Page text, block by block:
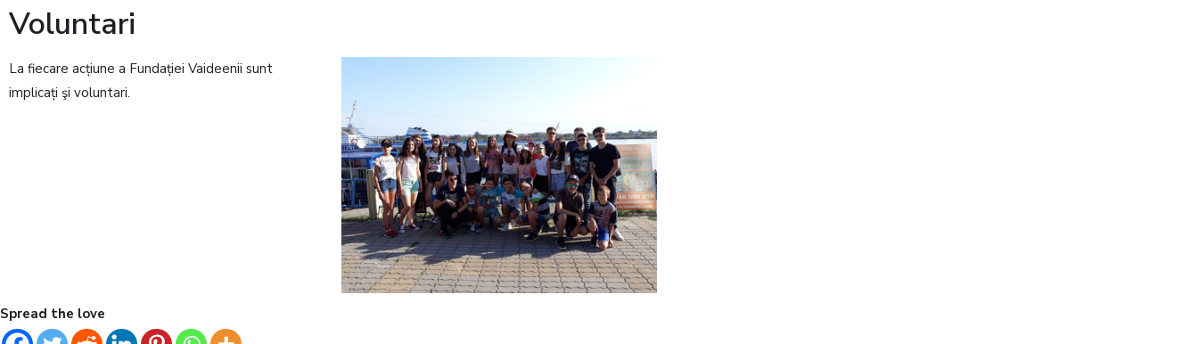
Voluntari
La fiecare acțiune a Fundației Vaideenii sunt
implicați şi voluntari.
Spread the love